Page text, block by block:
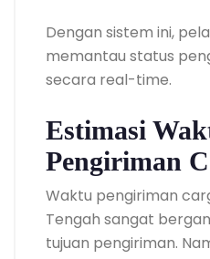
Dengan sistem ini,
memantau status
secara real-time.
Estimasi
Pengiriman
Waktu pengiriman
Tengah sangat
tujuan pengiriman.